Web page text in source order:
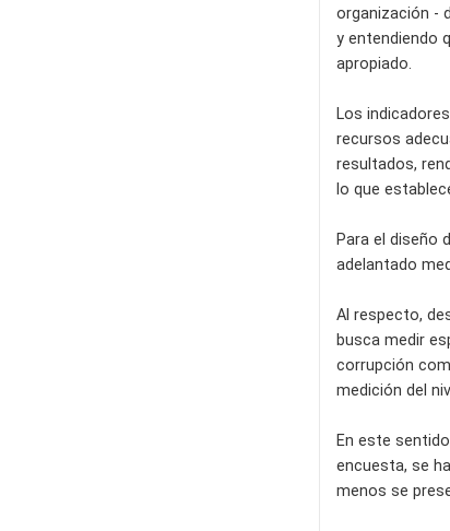
organización -
y entendiendo
apropiado.
Los
recursos
resultados,
lo que
Para el diseño
adelantado
Al respecto,
busca medir
corrupción
medición del
En este
encuesta, se
menos se